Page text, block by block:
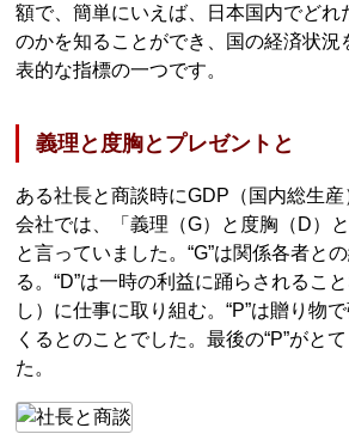
額で、簡単にいえば、日本国内でどれ
のかを知ることができ、国の経済状況
表的な指標の一つです。
義理と度胸とプレゼントと
ある社長と商談時にGDP（国内総生
会社では、「義理（G）と度胸（D）
と言っていました。“G”は関係各者と
る。“D”は一時の利益に踊らされるこ
し）に仕事に取り組む。“P”は贈り物
くるとのことでした。最後の“P”がと
た。